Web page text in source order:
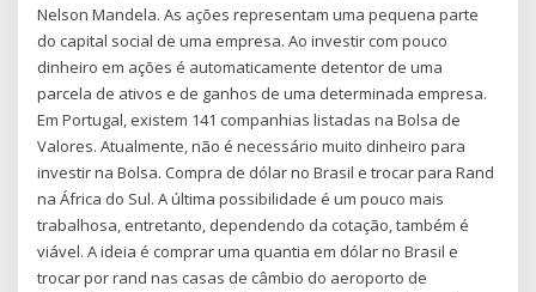
Nelson Mandela. As ações representam uma pequena parte
do capital social de uma empresa. Ao investir com pouco
dinheiro em ações é automaticamente detentor de uma
parcela de ativos e de ganhos de uma determinada empresa.
Em Portugal, existem 141 companhias listadas na Bolsa de
Valores. Atualmente, não é necessário muito dinheiro para
investir na Bolsa. Compra de dólar no Brasil e trocar para Rand
na África do Sul. A última possibilidade é um pouco mais
trabalhosa, entretanto, dependendo da cotação, também é
viável. A ideia é comprar uma quantia em dólar no Brasil e
trocar por rand nas casas de câmbio do aeroporto de